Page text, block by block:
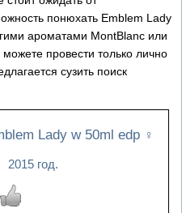
понюхать Emblem Lady
ароматами MontBlanc или
провести только лично
сузить поиск
Lady w 50ml edp ♀
2015 год.